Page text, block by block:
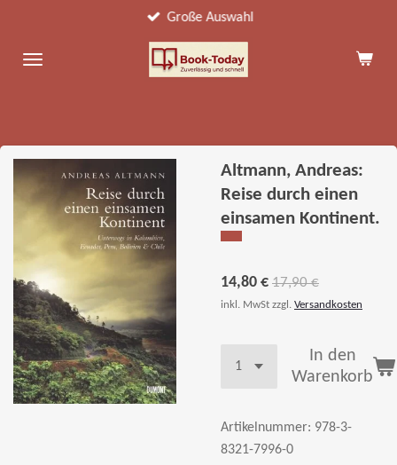
springen
Große Auswahl
Altmann, Andreas:
Reise durch einen
einsamen Kontinent.
14,80 € 17,90 €
inkl. MwSt zzgl. Versandkosten
In den
Warenkorb
Artikelnummer: 978-3-
8321-7996-0